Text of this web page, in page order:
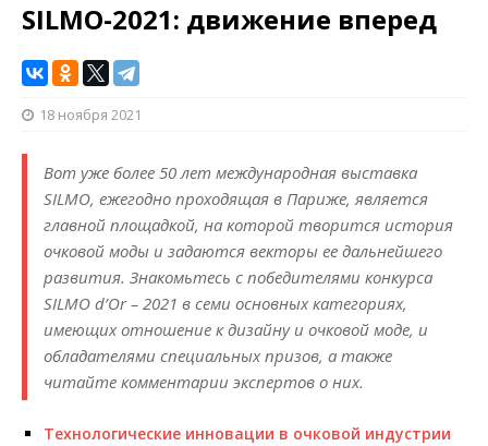
SILMO-2021: движение вперед
18 ноября 2021
Вот уже более 50 лет международная выставка
SILMO, ежегодно проходящая в Париже, является
главной площадкой, на которой творится история
очковой моды и задаются векторы ее дальнейшего
развития. Знакомьтесь с победителями конкурса
SILMO d’Or – 2021 в семи основных категориях,
имеющих отношение к дизайну и очковой моде, и
обладателями специальных призов, а также
читайте комментарии экспертов о них.
Технологические инновации в очковой индустрии